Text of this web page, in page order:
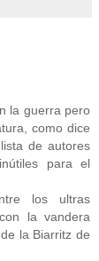
la guerra pero
como dice
de autores
para el
los ultras
la vandera
la Biarritz de